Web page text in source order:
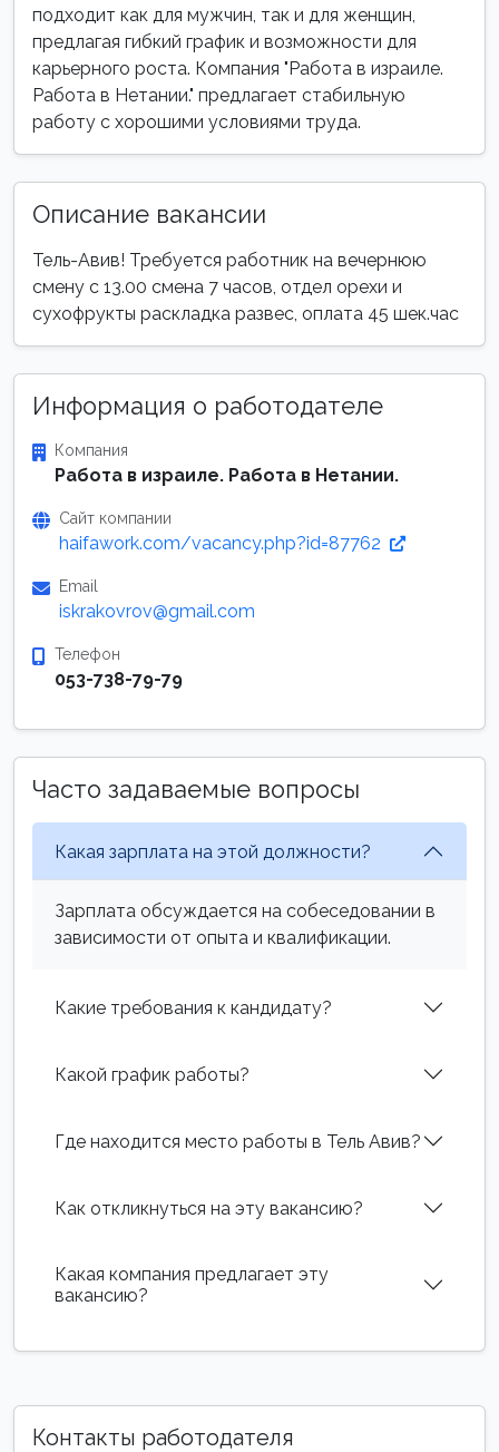
подходит как для мужчин, так и для женщин,
предлагая гибкий график и возможности для
карьерного роста. Компания "Работа в израиле.
Работа в Нетании." предлагает стабильную
работу с хорошими условиями труда.
Описание вакансии
Тель-Авив! Требуется работник на вечернюю
смену с 13.00 смена 7 часов, отдел орехи и
сухофрукты раскладка развес, оплата 45 шек.час
Информация о работодателе
Компания
Работа в израиле. Работа в Нетании.
Сайт компании
haifawork.com/vacancy.php?id=87762
Email
iskrakovrov@gmail.com
Телефон
053-738-79-79
Часто задаваемые вопросы
Какая зарплата на этой должности?
Зарплата обсуждается на собеседовании в
зависимости от опыта и квалификации.
Какие требования к кандидату?
Какой график работы?
Где находится место работы в Тель Авив?
Как откликнуться на эту вакансию?
Какая компания предлагает эту
вакансию?
Контакты работодателя